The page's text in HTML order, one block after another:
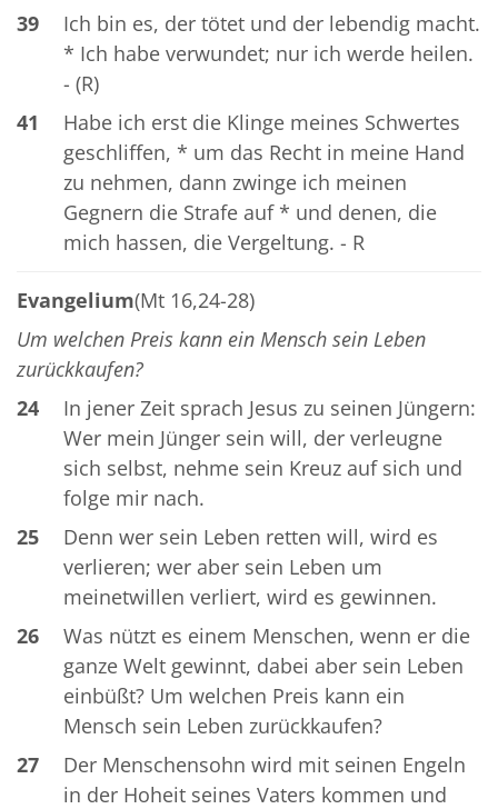
39
Ich bin es, der tötet und der lebendig macht.
* Ich habe verwundet; nur ich werde heilen.
- (R)
41
Habe ich erst die Klinge meines Schwertes
geschliffen, * um das Recht in meine Hand
zu nehmen, dann zwinge ich meinen
Gegnern die Strafe auf * und denen, die
mich hassen, die Vergeltung. - R
Evangelium(Mt 16,24-28)
Um welchen Preis kann ein Mensch sein Leben
zurückkaufen?
24
In jener Zeit sprach Jesus zu seinen Jüngern:
Wer mein Jünger sein will, der verleugne
sich selbst, nehme sein Kreuz auf sich und
folge mir nach.
25
Denn wer sein Leben retten will, wird es
verlieren; wer aber sein Leben um
meinetwillen verliert, wird es gewinnen.
26
Was nützt es einem Menschen, wenn er die
ganze Welt gewinnt, dabei aber sein Leben
einbüßt? Um welchen Preis kann ein
Mensch sein Leben zurückkaufen?
27
Der Menschensohn wird mit seinen Engeln
in der Hoheit seines Vaters kommen und